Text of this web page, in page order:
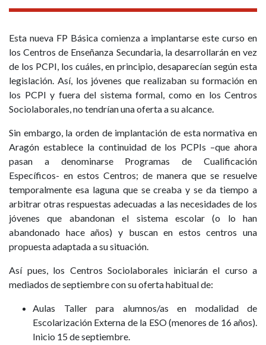
Esta nueva FP Básica comienza a implantarse este curso en
los Centros de Enseñanza Secundaria, la desarrollarán en vez
de los PCPI, los cuáles, en principio, desaparecían según esta
legislación. Así, los jóvenes que realizaban su formación en
los PCPI y fuera del sistema formal, como en los Centros
Sociolaborales, no tendrían una oferta a su alcance.
Sin embargo, la orden de implantación de esta normativa en
Aragón establece la continuidad de los PCPIs –que ahora
pasan a denominarse Programas de Cualificación
Específicos- en estos Centros; de manera que se resuelve
temporalmente esa laguna que se creaba y se da tiempo a
arbitrar otras respuestas adecuadas a las necesidades de los
jóvenes que abandonan el sistema escolar (o lo han
abandonado hace años) y buscan en estos centros una
propuesta adaptada a su situación.
Así pues, los Centros Sociolaborales iniciarán el curso a
mediados de septiembre con su oferta habitual de:
Aulas Taller para alumnos/as en modalidad de
Escolarización Externa de la ESO (menores de 16 años).
Inicio 15 de septiembre.